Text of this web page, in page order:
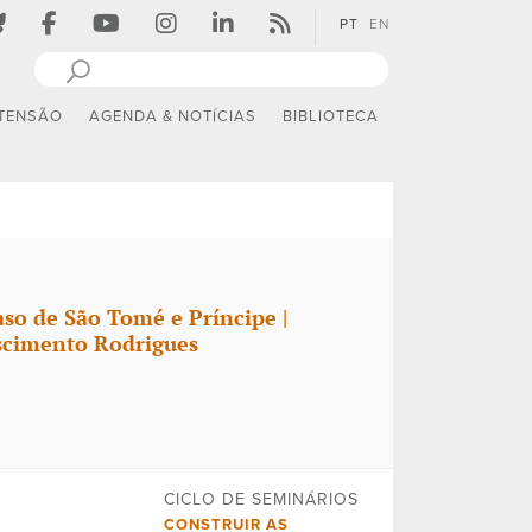
PT EN
AGENDA & NOTÍCIAS BIBLIOTECA
de São Tomé e Príncipe |
Rodrigues
CICLO DE SEMINÁRIOS
CONSTRUIR AS